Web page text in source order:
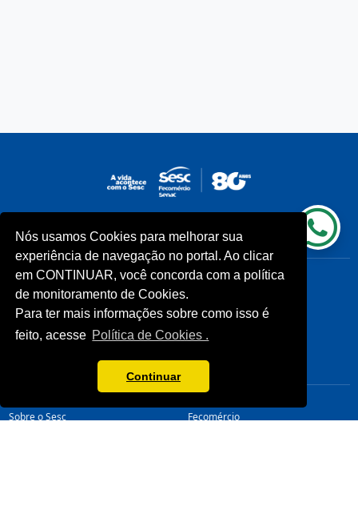
Nós usamos Cookies para melhorar sua
experiência de navegação no portal. Ao clicar
em CONTINUAR, você concorda com a política
de monitoramento de Cookies.
Para ter mais informações sobre como isso é
feito, acesse Política de Cookies .
Continuar
INSTITUCIONAL
Processos Seletivos (Antigos)
Licitações
Notícias
Fale Conosco
COMUNIDADES
Unidades Sesc-TO
Sobre o Sesc
Fecomércio